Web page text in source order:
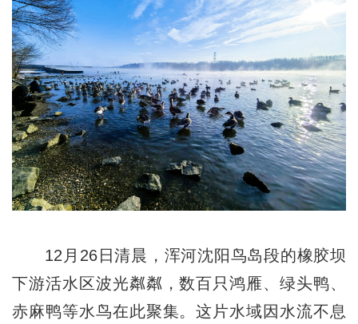
12月26日清晨，浑河沈阳鸟岛段的橡胶坝
下游活水区波光粼粼，数百只鸿雁、绿头鸭、
赤麻鸭等水鸟在此聚集。这片水域因水流不息